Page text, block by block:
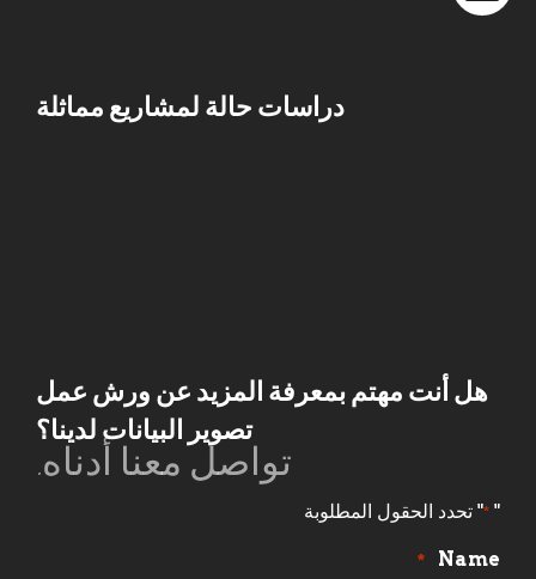
دراسات حالة لمشاريع مماثلة
هل أنت مهتم بمعرفة المزيد عن ورش عمل
تصوير البيانات لدينا؟
تواصل معنا أدناه.
"
*" تحدد الحقول المطلوبة
Name
*